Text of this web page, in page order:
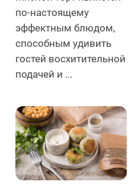
по-настоящему
эффектным блюдом,
способным удивить
гостей восхитительной
подачей и ...